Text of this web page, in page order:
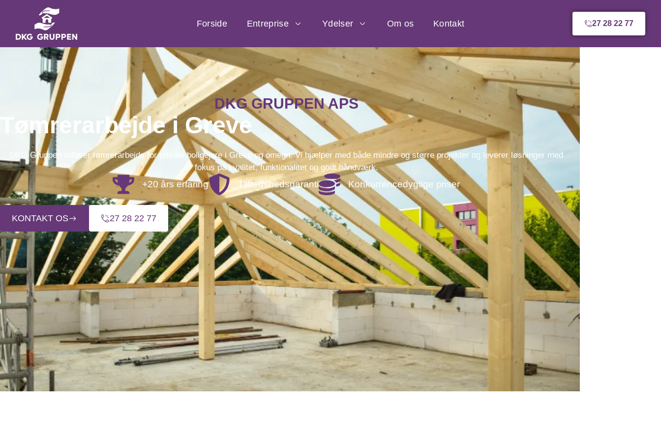
Forside Entreprise Ydelser Om os Kontakt 27 28 22 77
DKG GRUPPEN APS
Tømrerarbejde i Greve
DKG Gruppen udfører tømrerarbejde for private boligejere i Greve og omegn. Vi hjælper med både mindre og større projekter og leverer løsninger med
fokus på kvalitet, funktionalitet og godt håndværk.
+20 års erfaring Tilfredshedsgaranti Konkurrencedygtige priser
KONTAKT OS 27 28 22 77